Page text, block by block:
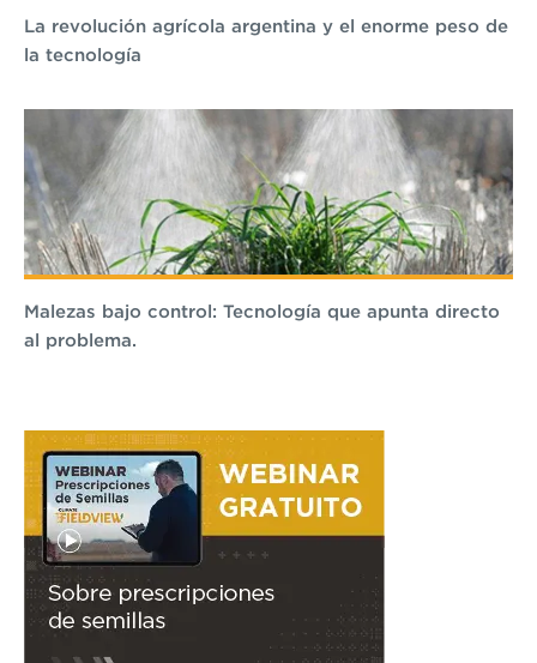
La revolución agrícola argentina y el enorme peso de
la tecnología
Malezas bajo control: Tecnología que apunta directo
al problema.